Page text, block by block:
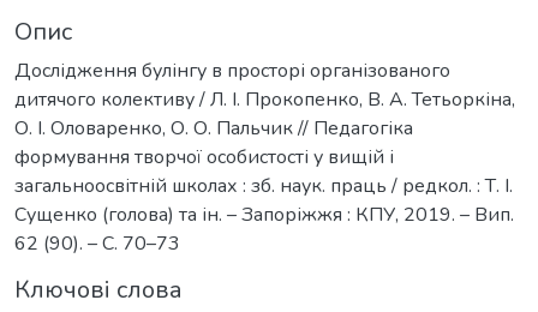
Опис
Дослідження булінгу в просторі організованого
дитячого колективу / Л. І. Прокопенко, В. А. Тетьоркіна,
О. І. Оловаренко, О. О. Пальчик // Педагогіка
формування творчої особистості у вищій і
загальноосвітній школах : зб. наук. праць / редкол. : Т. І.
Сущенко (голова) та ін. – Запоріжжя : КПУ, 2019. – Вип.
62 (90). – С. 70–73
Ключові слова